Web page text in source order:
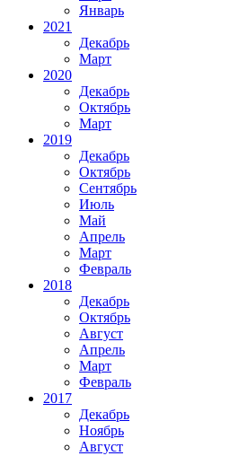
Январь
2021
Декабрь
Март
2020
Декабрь
Октябрь
Март
2019
Декабрь
Октябрь
Сентябрь
Июль
Май
Апрель
Март
Февраль
2018
Декабрь
Октябрь
Август
Апрель
Март
Февраль
2017
Декабрь
Ноябрь
Август